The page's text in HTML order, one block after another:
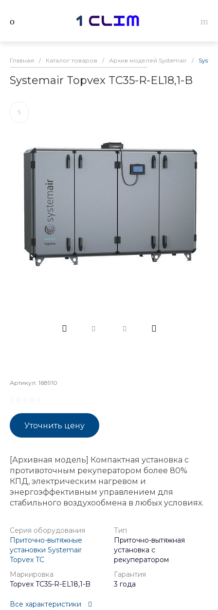
Главная / Каталог товаров / Архив моделей Systemair /
Systemair Topvex TC35-R-EL18,1-B
Артикул: 168910
Уточнить цену
[Архивная модель] Компактная установка с
противоточным рекуператором более 80%
КПД, электрическим нагревом и
энергоэффективным управлением для
стабильного воздухообмена в любых условиях.
Серия оборудования
Приточно-вытяжные
установки Systemair
Topvex TC
Тип
Приточно-вытяжная
установка с
рекуператором
Маркировка
Topvex TC35-R-EL18,1-B
Гарантия
3 года
Все характеристики